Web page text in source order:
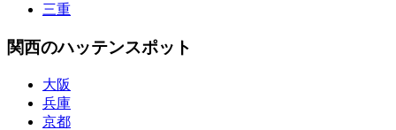
三重
関西のハッテンスポット
大阪
兵庫
京都